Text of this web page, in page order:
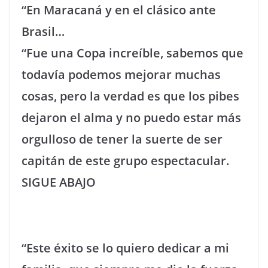
“En Maracaná y en el clásico ante
Brasil…
“Fue una Copa increíble, sabemos que
todavía podemos mejorar muchas
cosas, pero la verdad es que los pibes
dejaron el alma y no puedo estar más
orgulloso de tener la suerte de ser
capitán de este grupo espectacular.
SIGUE ABAJO
“Este éxito se lo quiero dedicar a mi